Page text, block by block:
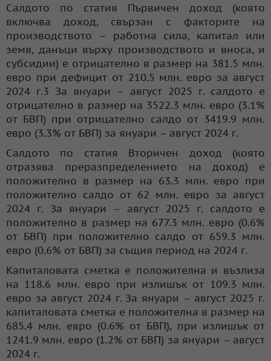
Салдото по статия Първичен доход (която
включва доход, свързан с факторите на
производството – работна сила, капитал или
земя, данъци върху производството и вноса, и
субсидии) е отрицателно в размер на 381.5 млн.
евро при дефицит от 210.5 млн. евро за август
2024 г.3 За януари – август 2025 г. салдото е
отрицателно в размер на 3522.3 млн. евро (3.1%
от БВП) при отрицателно салдо от 3419.9 млн.
евро (3.3% от БВП) за януари – август 2024 г.
Салдото по статия Вторичен доход (която
отразява преразпределението на доход) е
положително в размер на 63.3 млн. евро при
положително салдо от 62 млн. евро за август
2024 г. За януари – август 2025 г. салдото е
положително в размер на 677.3 млн. евро (0.6%
от БВП) при положително салдо от 659.3 млн.
евро (0.6% от БВП) за същия период на 2024 г.
Капиталовата сметка е положителна и възлиза
на 118.6 млн. евро при излишък от 109.3 млн.
евро за август 2024 г. За януари – август 2025 г.
капиталовата сметка е положителна в размер на
685.4 млн. евро (0.6% от БВП), при излишък от
1241.9 млн. евро (1.2% от БВП) за януари – август
2024 г.